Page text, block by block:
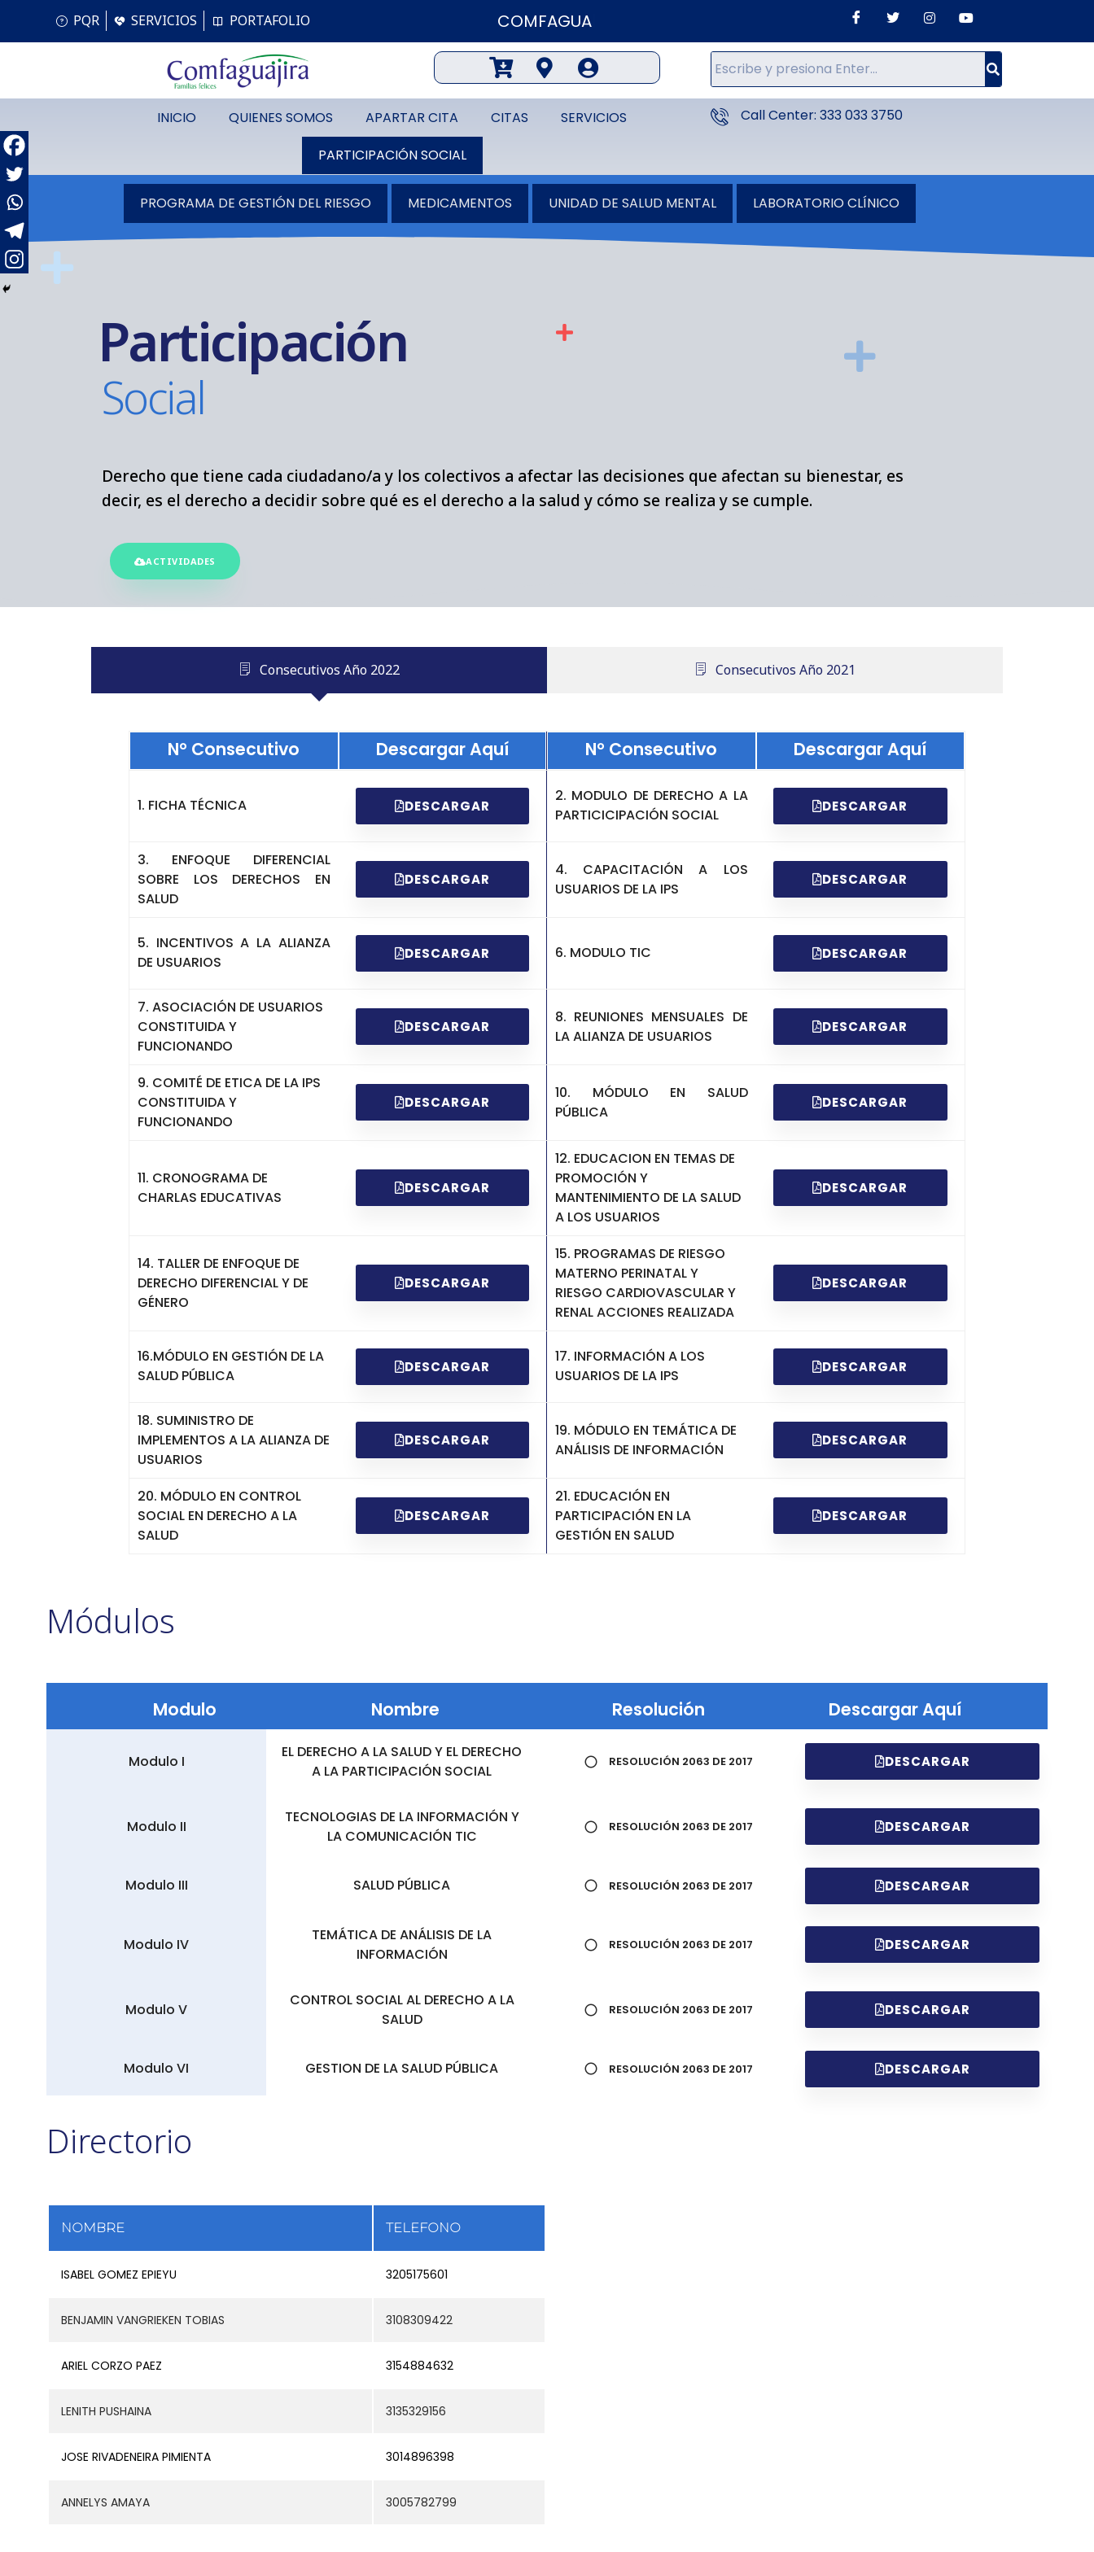
PQR SERVICIOS PORTAFOLIO COMFAGUAJIRA IPS
INICIO QUIENES SOMOS APARTAR CITA CITAS
SERVICIOS
PARTICIPACIÓN SOCIAL
Call Center: 333 033 3750
PROGRAMA DE GESTIÓN DEL RIESGO MEDICAMENTOS UNIDAD DE SALUD MENTAL LABORATORIO CLÍNICO
Participación
Social
Derecho que tiene cada ciudadano/a y los colectivos a afectar las decisiones que afectan su bienestar, es
decir, es el derecho a decidir sobre qué es el derecho a la salud y cómo se realiza y se cumple.
ACTIVIDADES
Consecutivos Año 2022 Consecutivos Año 2021
N° Consecutivo Descargar Aquí N° Consecutivo Descargar Aquí
1. FICHA TÉCNICA DESCARGAR
2. MODULO DE DERECHO A LA
PARTICICIPACIÓN SOCIAL
DESCARGAR
3. ENFOQUE DIFERENCIAL
SOBRE LOS DERECHOS EN
SALUD
DESCARGAR
4. CAPACITACIÓN A LOS
USUARIOS DE LA IPS
DESCARGAR
5. INCENTIVOS A LA ALIANZA
DE USUARIOS
DESCARGAR 6. MODULO TIC DESCARGAR
7. ASOCIACIÓN DE USUARIOS
CONSTITUIDA Y
FUNCIONANDO
DESCARGAR
8. REUNIONES MENSUALES DE
LA ALIANZA DE USUARIOS
DESCARGAR
9. COMITÉ DE ETICA DE LA IPS
CONSTITUIDA Y
FUNCIONANDO
DESCARGAR
10. MÓDULO EN SALUD
PÚBLICA
DESCARGAR
11. CRONOGRAMA DE
CHARLAS EDUCATIVAS
DESCARGAR
12. EDUCACION EN TEMAS DE
PROMOCIÓN Y
MANTENIMIENTO DE LA SALUD
A LOS USUARIOS
DESCARGAR
14. TALLER DE ENFOQUE DE
DERECHO DIFERENCIAL Y DE
GÉNERO
DESCARGAR
15. PROGRAMAS DE RIESGO
MATERNO PERINATAL Y
RIESGO CARDIOVASCULAR Y
RENAL ACCIONES REALIZADA
DESCARGAR
16.MÓDULO EN GESTIÓN DE LA
SALUD PÚBLICA
DESCARGAR
17. INFORMACIÓN A LOS
USUARIOS DE LA IPS
DESCARGAR
18. SUMINISTRO DE
IMPLEMENTOS A LA ALIANZA DE
USUARIOS
DESCARGAR
19. MÓDULO EN TEMÁTICA DE
ANÁLISIS DE INFORMACIÓN
DESCARGAR
20. MÓDULO EN CONTROL
SOCIAL EN DERECHO A LA
SALUD
DESCARGAR
21. EDUCACIÓN EN
PARTICIPACIÓN EN LA
GESTIÓN EN SALUD
DESCARGAR
Módulos
Modulo Nombre Resolución Descargar Aquí
Modulo I
EL DERECHO A LA SALUD Y EL DERECHO
A LA PARTICIPACIÓN SOCIAL
RESOLUCIÓN 2063 DE 2017 DESCARGAR
Modulo II
TECNOLOGIAS DE LA INFORMACIÓN Y
LA COMUNICACIÓN TIC
RESOLUCIÓN 2063 DE 2017 DESCARGAR
Modulo III SALUD PÚBLICA RESOLUCIÓN 2063 DE 2017 DESCARGAR
Modulo IV
TEMÁTICA DE ANÁLISIS DE LA
INFORMACIÓN
RESOLUCIÓN 2063 DE 2017 DESCARGAR
Modulo V
CONTROL SOCIAL AL DERECHO A LA
SALUD
RESOLUCIÓN 2063 DE 2017 DESCARGAR
Modulo VI GESTION DE LA SALUD PÚBLICA RESOLUCIÓN 2063 DE 2017 DESCARGAR
Directorio
NOMBRE TELEFONO
ISABEL GOMEZ EPIEYU 3205175601
BENJAMIN VANGRIEKEN TOBIAS 3108309422
ARIEL CORZO PAEZ 3154884632
LENITH PUSHAINA 3135329156
JOSE RIVADENEIRA PIMIENTA 3014896398
ANNELYS AMAYA 3005782799